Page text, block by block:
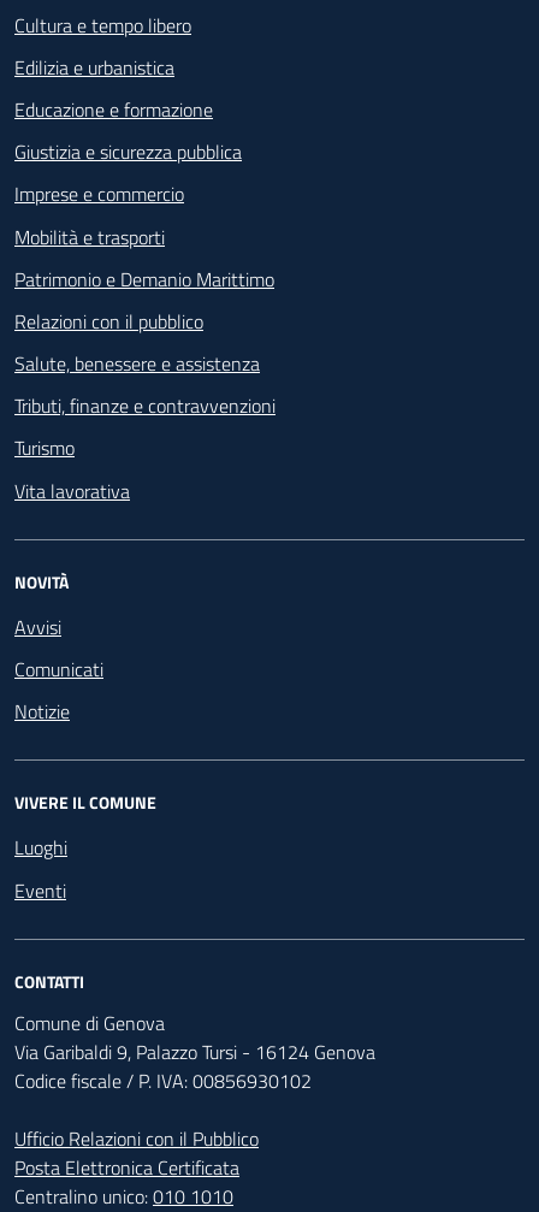
Cultura e tempo libero
Edilizia e urbanistica
Educazione e formazione
Giustizia e sicurezza pubblica
Imprese e commercio
Mobilità e trasporti
Patrimonio e Demanio Marittimo
Relazioni con il pubblico
Salute, benessere e assistenza
Tributi, finanze e contravvenzioni
Turismo
Vita lavorativa
NOVITÀ
Avvisi
Comunicati
Notizie
VIVERE IL COMUNE
Luoghi
Eventi
CONTATTI
Comune di Genova
Via Garibaldi 9, Palazzo Tursi - 16124 Genova
Codice fiscale / P. IVA: 00856930102
Ufficio Relazioni con il Pubblico
Posta Elettronica Certificata
Centralino unico:010 1010